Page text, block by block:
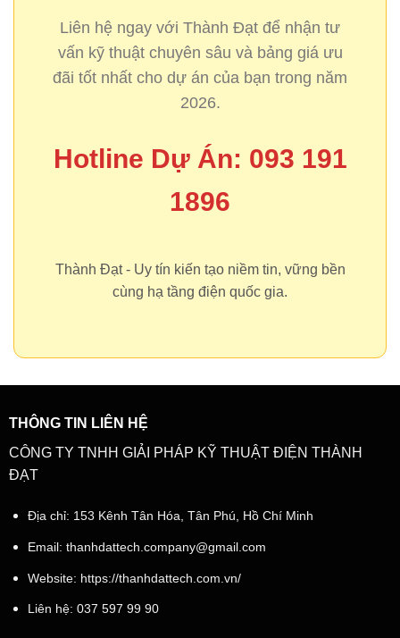
Liên hệ ngay với Thành Đạt để nhận tư
vấn kỹ thuật chuyên sâu và bảng giá ưu
đãi tốt nhất cho dự án của bạn trong năm
2026.
Hotline Dự Án: 093 191
1896
Thành Đạt - Uy tín kiến tạo niềm tin, vững bền
cùng hạ tầng điện quốc gia.
THÔNG TIN LIÊN HỆ
CÔNG TY TNHH GIẢI PHÁP KỸ THUẬT ĐIỆN THÀNH
ĐẠT
Địa chỉ: 153 Kênh Tân Hóa, Tân Phú, Hồ Chí Minh
Email: thanhdattech.company@gmail.com
Website: https://thanhdattech.com.vn/
Liên hệ: 037 597 99 90